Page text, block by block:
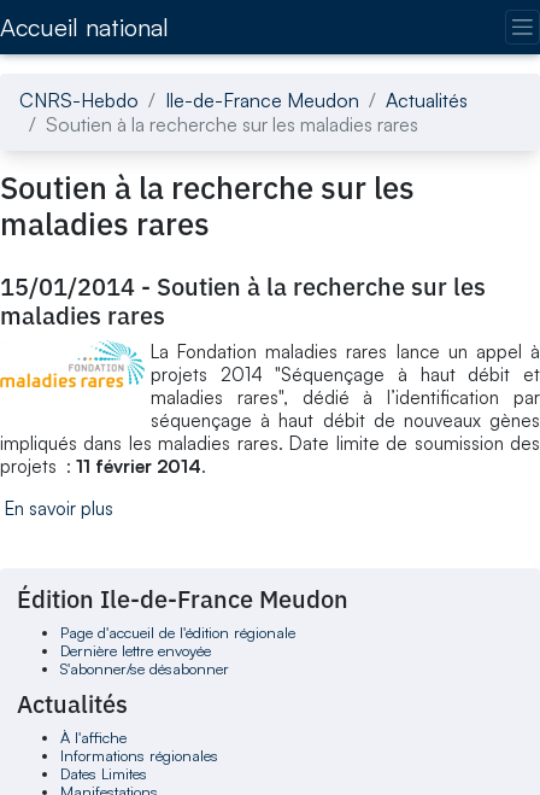
Accueil national
CNRS-Hebdo Ile-de-France Meudon
Actualités
Soutien à la recherche sur les maladies rares
Soutien à la recherche sur les
maladies rares
15/01/2014 - Soutien à la recherche sur les
maladies rares
La Fondation maladies rares lance un appel à
projets 2014 "Séquençage à haut débit et
maladies rares", dédié à l’identification par
séquençage à haut débit de nouveaux gènes
impliqués dans les maladies rares. Date limite de soumission des
projets : 11 février 2014.
En savoir plus
Édition Ile-de-France Meudon
Page d'accueil de l'édition régionale
Dernière lettre envoyée
S'abonner/se désabonner
Actualités
À l'affiche
Informations régionales
Dates Limites
Manifestations